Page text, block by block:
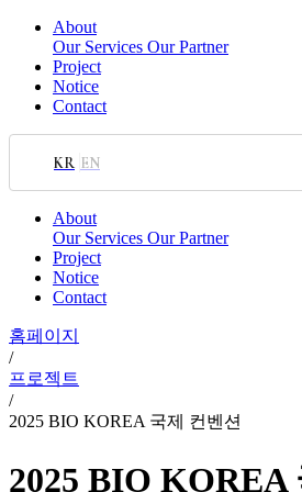
About
Our Services Our Partner
Project
Notice
Contact
KR EN
About
Our Services Our Partner
Project
Notice
Contact
홈페이지
/
프로젝트
/
2025 BIO KOREA 국제 컨벤션
2025 BIO KOREA